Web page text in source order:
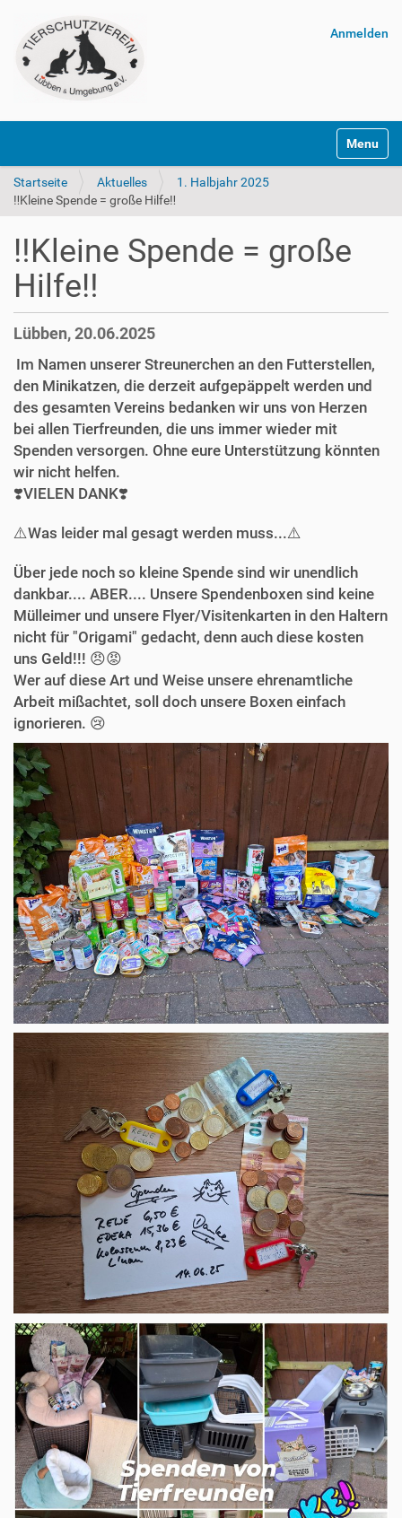
Anmelden
Startseite Aktuelles
1. Halbjahr 2025
‼️Kleine Spende = große Hilfe‼️
‼️Kleine Spende = große
Hilfe‼️
Lübben, 20.06.2025
Im Namen unserer Streunerchen an den Futterstellen,
den Minikatzen, die derzeit aufgepäppelt werden und
des gesamten Vereins bedanken wir uns von Herzen
bei allen Tierfreunden, die uns immer wieder mit
Spenden versorgen. Ohne eure Unterstützung könnten
wir nicht helfen.
❣️VIELEN DANK❣️
⚠️Was leider mal gesagt werden muss...⚠️
Über jede noch so kleine Spende sind wir unendlich
dankbar.... ABER.... Unsere Spendenboxen sind keine
Mülleimer und unsere Flyer/Visitenkarten in den Haltern
nicht für "Origami" gedacht, denn auch diese kosten
uns Geld!!! 😠😡
Wer auf diese Art und Weise unsere ehrenamtliche
Arbeit mißachtet, soll doch unsere Boxen einfach
ignorieren. 😢